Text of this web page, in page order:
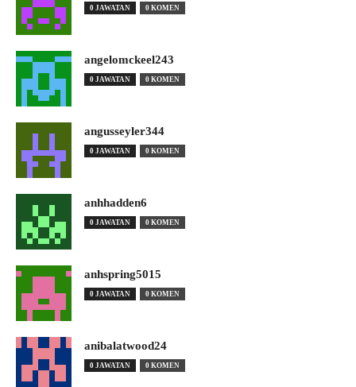
0 JAWATAN 0 KOMEN
angelomckeel243
0 JAWATAN 0 KOMEN
angusseyler344
0 JAWATAN 0 KOMEN
anhhadden6
0 JAWATAN 0 KOMEN
anhspring5015
0 JAWATAN 0 KOMEN
anibalatwood24
0 JAWATAN 0 KOMEN